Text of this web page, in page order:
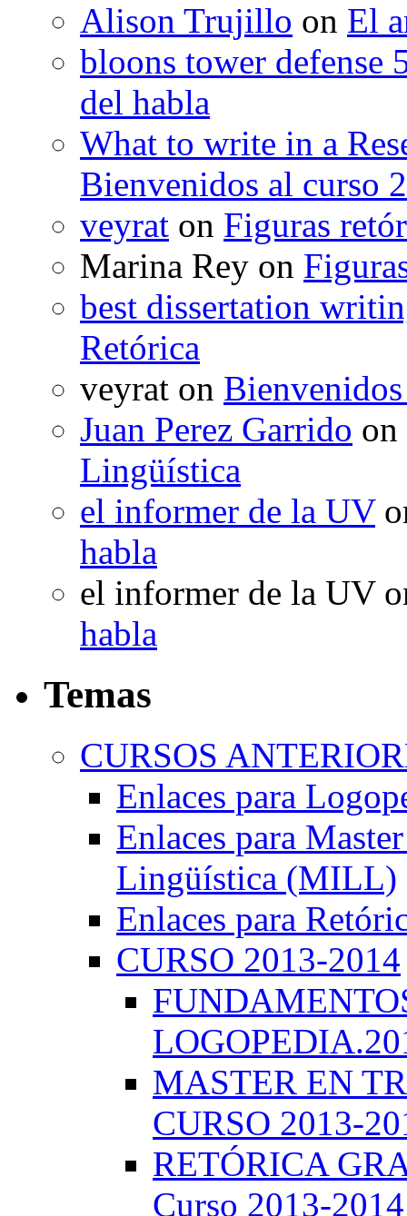
Alison Trujillo on El
bloons tower defense
del habla
What to write in a
Bienvenidos al curso
veyrat on Figuras
Marina Rey on
best dissertation
Retórica
veyrat on
Juan Perez Garrido on
Lingüística
el informer de la UV
habla
el informer de la UV
habla
Temas
CURSOS
Enlaces para
Enlaces para
Lingüística (MILL)
Enlaces para
CURSO 2013-2014
MASTER EN
CURSO 2013-
RETÓRICA
Curso 2013-2014